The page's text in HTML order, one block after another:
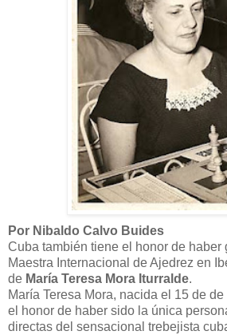
Por Nibaldo Calvo Buides
Cuba también tiene el honor de haber
Maestra Internacional de Ajedrez en
de María Teresa Mora Iturralde.
María Teresa Mora, nacida el 15 de
el honor de haber sido la única
directas del sensacional trebejista